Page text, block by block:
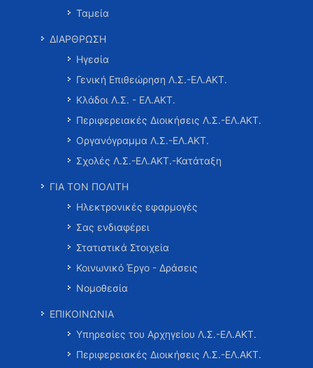
Ταμεία
ΔΙΑΡΘΡΩΣΗ
Ηγεσία
Γενική Επιθεώρηση Λ.Σ.-ΕΛ.ΑΚΤ.
Κλάδοι Λ.Σ. - ΕΛ.ΑΚΤ.
Περιφερειακές Διοικήσεις Λ.Σ.-ΕΛ.ΑΚΤ.
Οργανόγραμμα Λ.Σ.-ΕΛ.ΑΚΤ.
Σχολές Λ.Σ.-ΕΛ.ΑΚΤ.-Κατάταξη
ΓΙΑ ΤΟΝ ΠΟΛΙΤΗ
Ηλεκτρονικές εφαρμογές
Σας ενδιαφέρει
Στατιστικά Στοιχεία
Κοινωνικό Έργο - Δράσεις
Νομοθεσία
ΕΠΙΚΟΙΝΩΝΙΑ
Υπηρεσίες του Αρχηγείου Λ.Σ.-ΕΛ.ΑΚΤ.
Περιφερειακές Διοικήσεις Λ.Σ.-ΕΛ.ΑΚΤ.